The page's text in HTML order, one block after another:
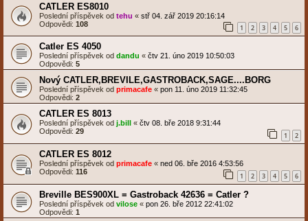
CATLER ES8010
Poslední příspěvek od tehu « stř 04. zář 2019 20:16:14
Odpovědi: 108 1 2 3 4 5 6
Catler ES 4050
Poslední příspěvek od dandu « čtv 21. úno 2019 10:50:03
Odpovědi: 5
Nový CATLER,BREVILE,GASTROBACK,SAGE....BORG
Poslední příspěvek od primacafe « pon 11. úno 2019 11:32:45
Odpovědi: 2
CATLER ES 8013
Poslední příspěvek od j.bill « čtv 08. bře 2018 9:31:44
Odpovědi: 29 1 2
CATLER ES 8012
Poslední příspěvek od primacafe « ned 06. bře 2016 4:53:56
Odpovědi: 116 1 2 3 4 5 6
Breville BES900XL = Gastroback 42636 = Catler ?
Poslední příspěvek od vilose « pon 26. bře 2012 22:41:02
Odpovědi: 1